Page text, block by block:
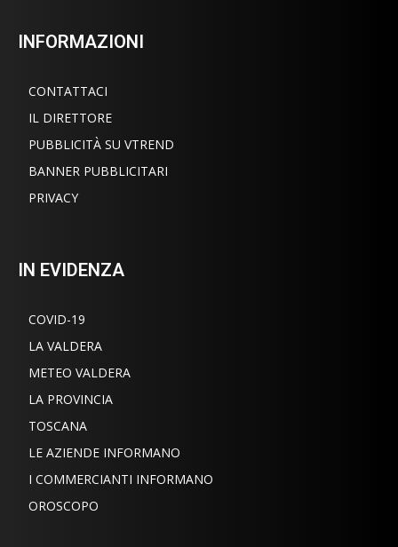
INFORMAZIONI
CONTATTACI
IL DIRETTORE
PUBBLICITÀ SU VTREND
BANNER PUBBLICITARI
PRIVACY
IN EVIDENZA
COVID-19
LA VALDERA
METEO VALDERA
LA PROVINCIA
TOSCANA
LE AZIENDE INFORMANO
I COMMERCIANTI INFORMANO
OROSCOPO